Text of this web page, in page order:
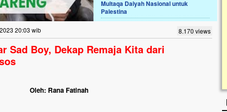
Multaqa Daiyah Nasional untuk
Palestina
20:03 wib 8.170 views
Sad Boy, Dekap Remaja Kita dari
Oleh: Rana Fatinah
Mangkrak, Masjid di
Ayo Bantu.!!
Kampung Cilumbu ini sungguh
terpapar panas dan